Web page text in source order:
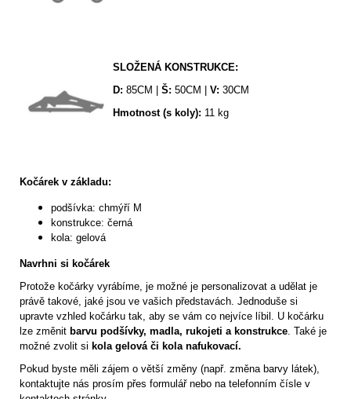
SLOŽENÁ KONSTRUKCE:
D: 85CM | Š: 50CM | V: 30CM
Hmotnost (s koly): 11 kg
Kočárek v základu:
podšívka: chmýří M
konstrukce: černá
kola: gelová
Navrhni si kočárek
Protože kočárky vyrábíme, je možné je personalizovat a udělat je
právě takové, jaké jsou ve vašich představách. Jednoduše si
upravte vzhled kočárku tak, aby se vám co nejvíce líbil. U kočárku
lze změnit barvu podšívky, madla, rukojeti a konstrukce. Také je
možné zvolit si kola gelová či kola nafukovací.
Pokud byste měli zájem o větší změny (např. změna barvy látek),
kontaktujte nás prosím přes formulář nebo na telefonním čísle v